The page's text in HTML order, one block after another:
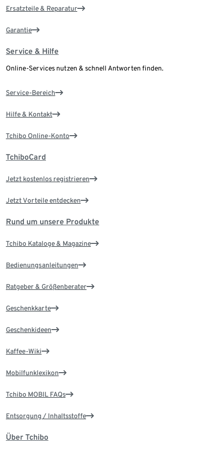
Ersatzteile & Reparatur
Garantie
Service & Hilfe
Online-Services nutzen & schnell Antworten finden.
Service-Bereich
Hilfe & Kontakt
Tchibo Online-Konto
TchiboCard
Jetzt kostenlos registrieren
Jetzt Vorteile entdecken
Rund um unsere Produkte
Tchibo Kataloge & Magazine
Bedienungsanleitungen
Ratgeber & Größenberater
Geschenkkarte
Geschenkideen
Kaffee-Wiki
Mobilfunklexikon
Tchibo MOBIL FAQs
Entsorgung / Inhaltsstoffe
Über Tchibo